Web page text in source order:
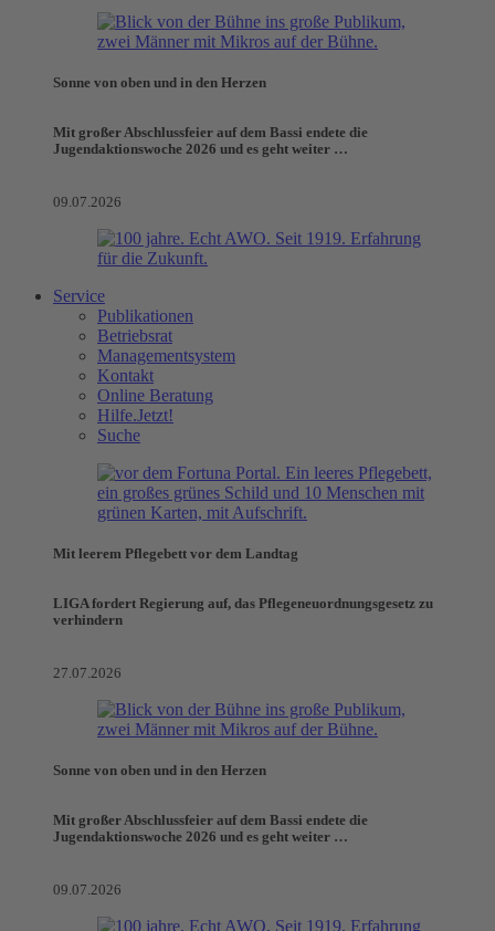
Sonne von oben und in den Herzen
Mit großer Abschlussfeier auf dem Bassi endete die
Jugendaktionswoche 2026 und es geht weiter …
09.07.2026
Service
Publikationen
Betriebsrat
Managementsystem
Kontakt
Online Beratung
Hilfe.Jetzt!
Suche
Mit leerem Pflegebett vor dem Landtag
LIGA fordert Regierung auf, das Pflegeneuordnungsgesetz zu
verhindern
27.07.2026
Sonne von oben und in den Herzen
Mit großer Abschlussfeier auf dem Bassi endete die
Jugendaktionswoche 2026 und es geht weiter …
09.07.2026